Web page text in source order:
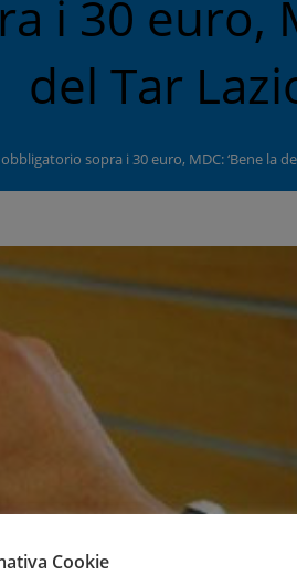
i 30 euro,
del Tar
sopra i 30 euro, MDC: ‘Bene la
Cookie